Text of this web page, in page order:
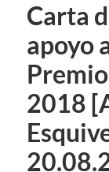
Carta
apoyo
2018